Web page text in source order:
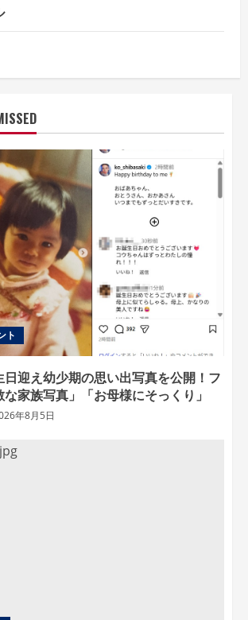
ト
迎え幼少期の思い出写真を公開！フ
家族写真」「お母様にそっくり」
年8月5日